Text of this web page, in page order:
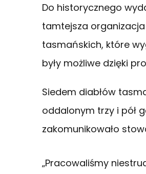
Do historycznego
tamtejsza organizacja
tasmańskich, które
były możliwe dzięki
Siedem diabłów
oddalonym trzy i pół
zakomunikowało
„Pracowaliśmy